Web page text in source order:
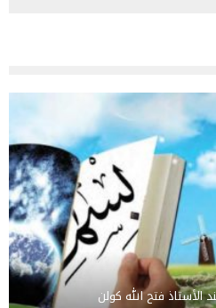
الأستاذ فتح الله كولن